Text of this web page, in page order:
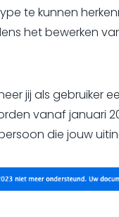
te kunnen
het bewerken
jij als gebruiker
vanaf januari
die jouw